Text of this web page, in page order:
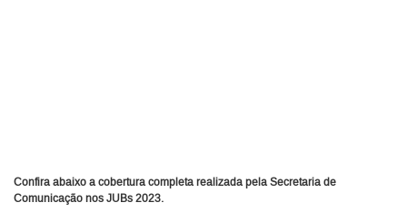
Confira abaixo a cobertura completa realizada pela Secretaria de
Comunicação nos JUBs 2023.